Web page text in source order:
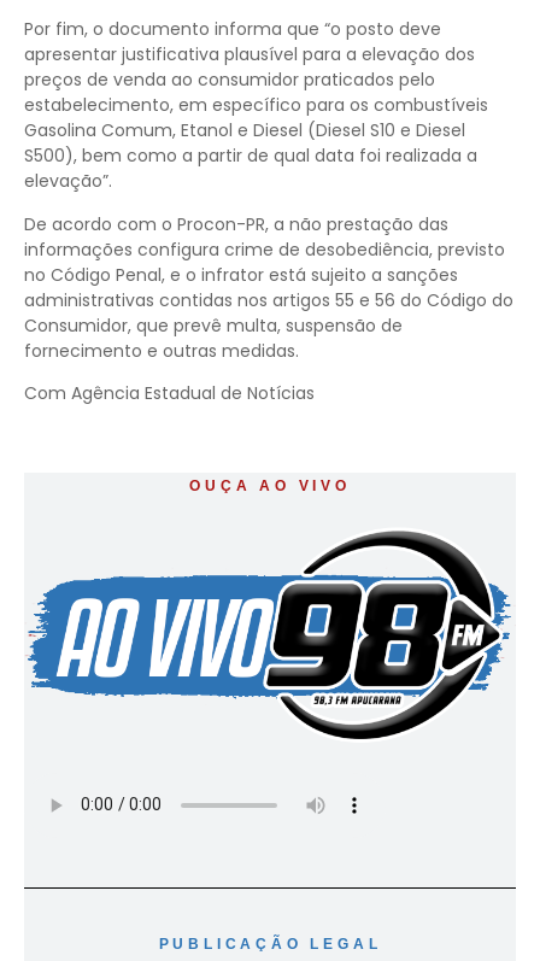
Por fim, o documento informa que “o posto deve
apresentar justificativa plausível para a elevação dos
preços de venda ao consumidor praticados pelo
estabelecimento, em específico para os combustíveis
Gasolina Comum, Etanol e Diesel (Diesel S10 e Diesel
S500), bem como a partir de qual data foi realizada a
elevação”.
De acordo com o Procon-PR, a não prestação das
informações configura crime de desobediência, previsto
no Código Penal, e o infrator está sujeito a sanções
administrativas contidas nos artigos 55 e 56 do Código do
Consumidor, que prevê multa, suspensão de
fornecimento e outras medidas.
Com Agência Estadual de Notícias
OUÇA AO VIVO
PUBLICAÇÃO LEGAL